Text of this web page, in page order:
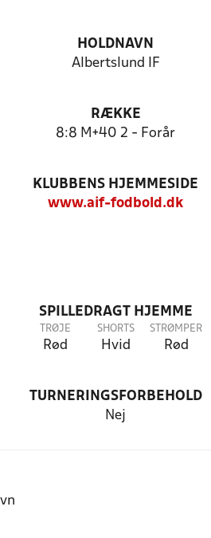
HOLDNAVN
Albertslund IF
RÆKKE
8:8 M+40 2 - Forår
KLUBBENS HJEMMESIDE
www.aif-fodbold.dk
SPILLEDRAGT HJEMME
TRØJE
Rød
SHORTS
Hvid
STRØMPER
Rød
TURNERINGSFORBEHOLD
Nej